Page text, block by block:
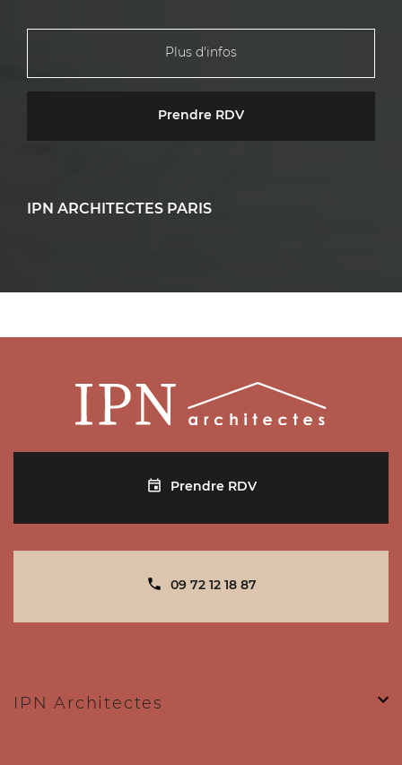
Plus d'infos
Prendre RDV
IPN ARCHITECTES PARIS
Prendre RDV
contact@ipn-architectes.fr
Prendre RDV
Prendre RDV
09 72 12 18 87
IPN Architectes